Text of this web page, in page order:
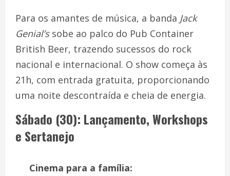
Para os amantes de música, a banda Jack
Genial’ssobe ao palco do Pub Container
British Beer, trazendo sucessos do rock
nacional e internacional. O show começa às
21h, com entrada gratuita, proporcionando
uma noite descontraída e cheia de energia.
Sábado (30): Lançamento, Workshops
e Sertanejo
Cinema para a família: